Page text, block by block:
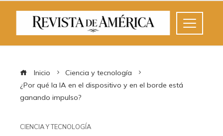
Inicio
Ciencia y tecnología
¿Por qué la IA en el dispositivo y en el borde está
ganando impulso?
CIENCIA Y TECNOLOGÍA